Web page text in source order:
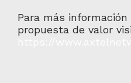
Para más
propuesta de valor